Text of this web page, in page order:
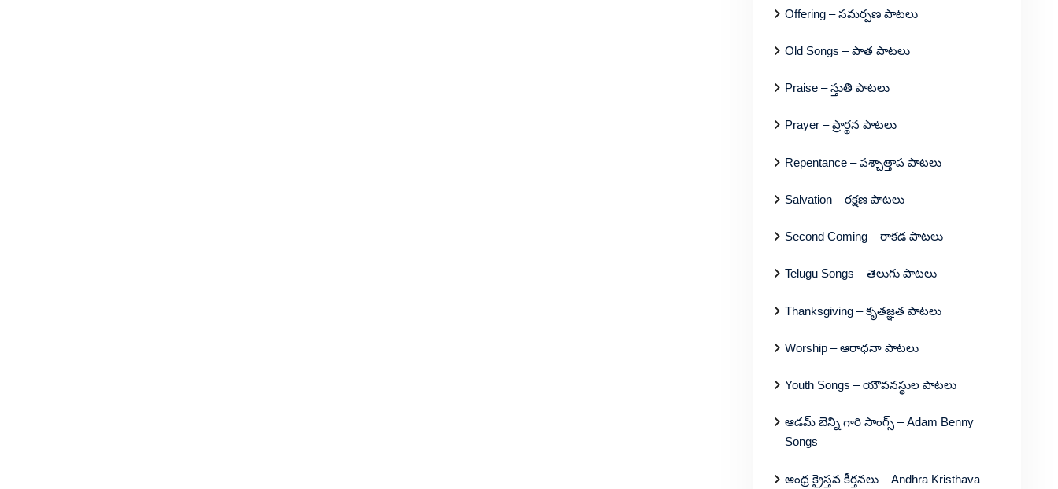
Offering – సమర్పణ పాటలు
Old Songs – పాత పాటలు
Praise – స్తుతి పాటలు
Prayer – ప్రార్థన పాటలు
Repentance – పశ్చాత్తాప పాటలు
Salvation – రక్షణ పాటలు
Second Coming – రాకడ పాటలు
Telugu Songs – తెలుగు పాటలు
Thanksgiving – కృతజ్ఞత పాటలు
Worship – ఆరాధనా పాటలు
Youth Songs – యౌవనస్థుల పాటలు
ఆడమ్ బెన్ని గారి సాంగ్స్ – Adam Benny
Songs
ఆంధ్ర క్రైస్తవ కీర్తనలు – Andhra Kristhava